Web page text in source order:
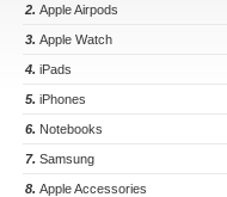
2. Apple Airpods
3. Apple Watch
4. iPads
5. iPhones
6. Notebooks
7. Samsung
8. Apple Accessories